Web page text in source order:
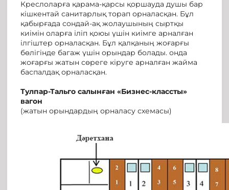
Креслоларға қарама-қарсы қоршауда душы бар
кішкентай санитарлық торап орналасқан. Бұл
қабырғада сондай-ақ жолаушының сыртқы
киімін оларға іліп қоюы үшін киімге арналған
ілгіштер орналасқан. Бұл қалқаның жоғарғы
бөлігінде багаж үшін орындар болады. онда
жоғарғы жатын сөреге кіруге арналған жайма
баспалдақ орналасқан.
Тулпар-Тальгосалынған «Бизнес-классты»
вагон
(жатын орындардың орналасу схемасы)